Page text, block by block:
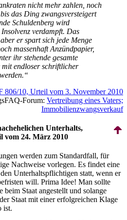
nicht mehr zahlen, noch
das Ding zwangs­versteigert
Schuldenberg wird
verdampft. Das
er spart sich jede Menge
massenhaft Anzündpapier,
ihr stehende gesamte
mit endloser schriftlicher
806/10, Urteil vom 3. November 2010
Forum: Vertreibung eines Vaters;
Immobilienzwangsverkauf
Unterhalts,
vom 24. März 2010
werden zum Standardfall, für
Nachweise vorlegen. Es findet eine
Unter­halts­pflichtigen statt, wenn er
will. Prima Idee! Man sollte
beim Staat angestellt und solange
Staat mit einer erfolgreichen Klage
ist.